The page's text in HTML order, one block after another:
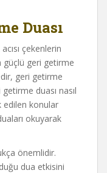
Duası
çekenlerin
güçlü geri getirme
geri getirme
duası nasıl
edilen konular
okuyarak
önemlidir.
dua etkisini